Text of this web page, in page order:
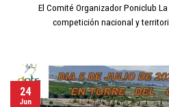
El Comité Organizador Poniclub
competición nacional y
24
Jun